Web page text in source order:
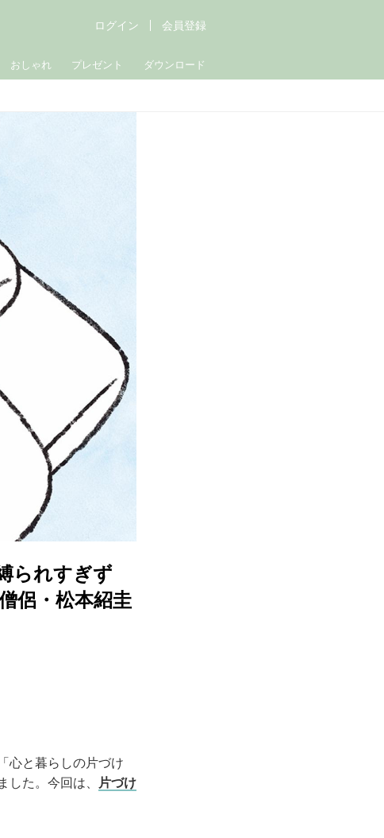
おしゃれ プレゼント ダウンロード
ログイン 会員登録
られすぎず
侶・松本紹圭
心と暮らしの片づけ
した。今回は、
片づけ